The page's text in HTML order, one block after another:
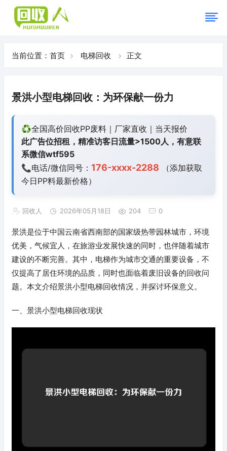
当前位置： 首页 电梯回收 正文
景洪小型电梯回收：为环保献一份力
♻️全国高价回收PP废料｜厂家直收｜当天报价
此广告位招租，精准访客日流量>1500人，有意联
系微信wtf595
📞电话/微信同号： 176-xxxx-2288 （添加获取
今日PP料最新价格）
回收人 2026年05月18日 204 0
景洪是位于中国云南省西南部的国家级热带园林城市，环境
优美，气候宜人，在旅游业发展快速的同时，也伴随着城市
建设的不断完善。其中，电梯作为城市交通的重要设备，不
仅提高了居住环境的品质，同时也面临着废旧设备的回收问
题。本文介绍景洪小型电梯回收情况，并探讨环保意义。
一、景洪小型电梯回收现状